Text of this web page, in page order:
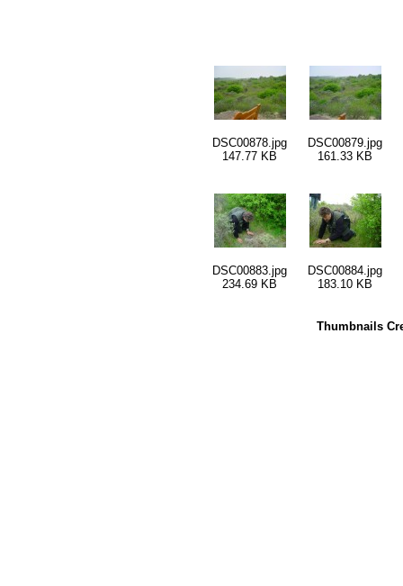
DSC00878.jpg
147.77 KB
DSC00879.jpg
161.33 KB
DSC00883.jpg
234.69 KB
DSC00884.jpg
183.10 KB
Thumbnails